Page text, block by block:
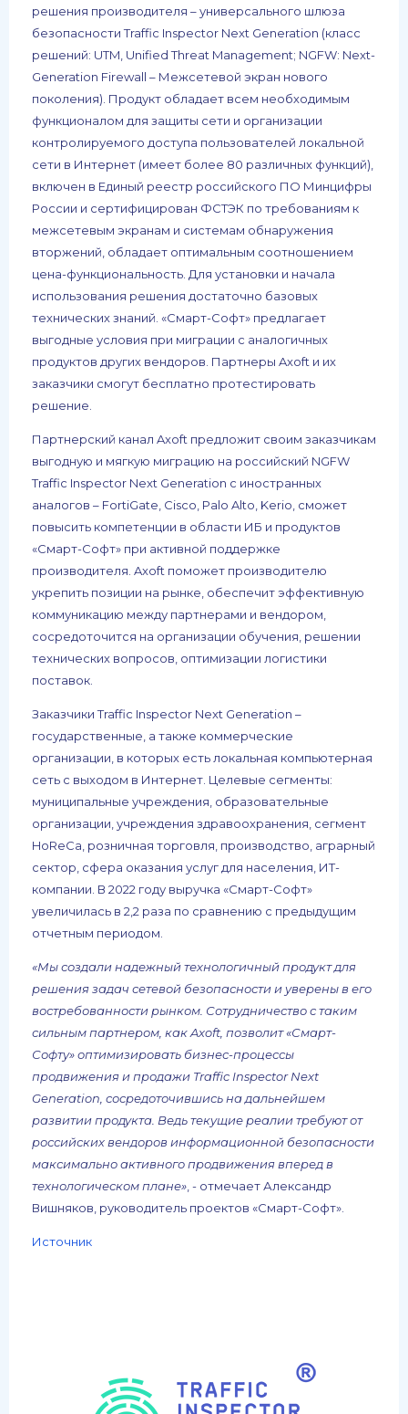
решения производителя – универсального шлюза
безопасности Traffic Inspector Next Generation (класс
решений: UTM, Unified Threat Management; NGFW: Next-
Generation Firewall – Межсетевой экран нового
поколения). Продукт обладает всем необходимым
функционалом для защиты сети и организации
контролируемого доступа пользователей локальной
сети в Интернет (имеет более 80 различных функций),
включен в Единый реестр российского ПО Минцифры
России и сертифицирован ФСТЭК по требованиям к
межсетевым экранам и системам обнаружения
вторжений, обладает оптимальным соотношением
цена-функциональность. Для установки и начала
использования решения достаточно базовых
технических знаний. «Смарт-Софт» предлагает
выгодные условия при миграции с аналогичных
продуктов других вендоров. Партнеры Axoft и их
заказчики смогут бесплатно протестировать
решение.
Партнерский канал Axoft предложит своим заказчикам
выгодную и мягкую миграцию на российский NGFW
Traffic Inspector Next Generation с иностранных
аналогов – FortiGate, Cisco, Palo Alto, Kerio, сможет
повысить компетенции в области ИБ и продуктов
«Смарт-Софт» при активной поддержке
производителя. Axoft поможет производителю
укрепить позиции на рынке, обеспечит эффективную
коммуникацию между партнерами и вендором,
сосредоточится на организации обучения, решении
технических вопросов, оптимизации логистики
поставок.
Заказчики Traffic Inspector Next Generation –
государственные, а также коммерческие
организации, в которых есть локальная компьютерная
сеть с выходом в Интернет. Целевые сегменты:
муниципальные учреждения, образовательные
организации, учреждения здравоохранения, сегмент
HoReCa, розничная торговля, производство, аграрный
сектор, сфера оказания услуг для населения, ИТ-
компании. В 2022 году выручка «Смарт-Софт»
увеличилась в 2,2 раза по сравнению с предыдущим
отчетным периодом.
«Мы создали надежный технологичный продукт для
решения задач сетевой безопасности и уверены в его
востребованности рынком. Сотрудничество с таким
сильным партнером, как Axoft, позволит «Смарт-
Софту» оптимизировать бизнес-процессы
продвижения и продажи Traffic Inspector Next
Generation, сосредоточившись на дальнейшем
развитии продукта. Ведь текущие реалии требуют от
российских вендоров информационной безопасности
максимально активного продвижения вперед в
технологическом плане» , - отмечает Александр
Вишняков, руководитель проектов «Смарт-Софт».
Источник